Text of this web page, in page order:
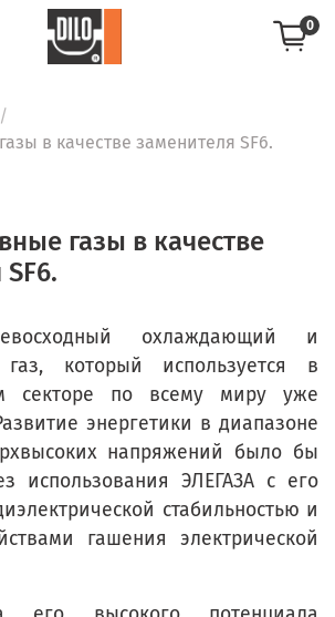
0
в качестве заменителя SF6.
газы в качестве
охлаждающий и
который используется в
секторе по всему миру уже
энергетики в диапазоне
напряжений было бы
использования ЭЛЕГАЗА с его
стабильностью и
гашения электрической